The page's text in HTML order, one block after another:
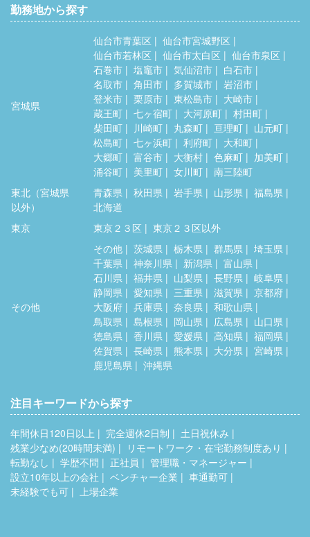
勤務地から探す
宮城県
仙台市青葉区
仙台市宮城野区
仙台市若林区
仙台市太白区
仙台市泉区
石巻市
塩竈市 気仙沼市
白石市
名取市
角田市 多賀城市
岩沼市
登米市
栗原市 東松島市
大崎市
蔵王町
七ヶ宿町 大河原町
村田町
柴田町
川崎町 丸森町 亘理町
山元町
松島町
七ヶ浜町 利府町
大和町
大郷町
富谷市 大衡村 色麻町
加美町
涌谷町
美里町 女川町
南三陸町
東北（宮城県
以外）
青森県 秋田県 岩手県 山形県
福島県
北海道
東京
東京２３区 東京２３区以外
その他
その他 茨城県 栃木県 群馬県
埼玉県
千葉県
神奈川県 新潟県
富山県
石川県
福井県 山梨県 長野県
岐阜県
静岡県
愛知県 三重県 滋賀県
京都府
大阪府
兵庫県 奈良県
和歌山県
鳥取県
島根県 岡山県 広島県
山口県
徳島県
香川県 愛媛県 高知県
福岡県
佐賀県
長崎県 熊本県 大分県
宮崎県
鹿児島県
沖縄県
注目キーワードから探す
年間休日120日以上 完全週休2日制
土日祝休み
残業少なめ(20時間未満)
リモートワーク・在宅勤務制度あり
転勤なし
学歴不問 正社員
管理職・マネージャー
設立10年以上の会社
ベンチャー企業
車通勤可
未経験でも可
上場企業